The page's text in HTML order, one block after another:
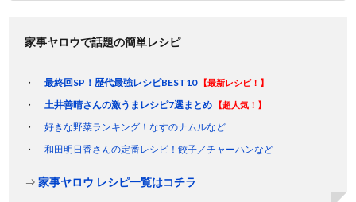
家事ヤロウで話題の簡単レシピ
最終回SP！歴代最強レシピBEST10 【最新レシピ！】
土井善晴さんの激うまレシピ7選まとめ 【超人気！】
好きな野菜ランキング！なすのナムルなど
和田明日香さんの定番レシピ！餃子／チャーハンなど
⇒家事ヤロウ レシピ一覧はコチラ